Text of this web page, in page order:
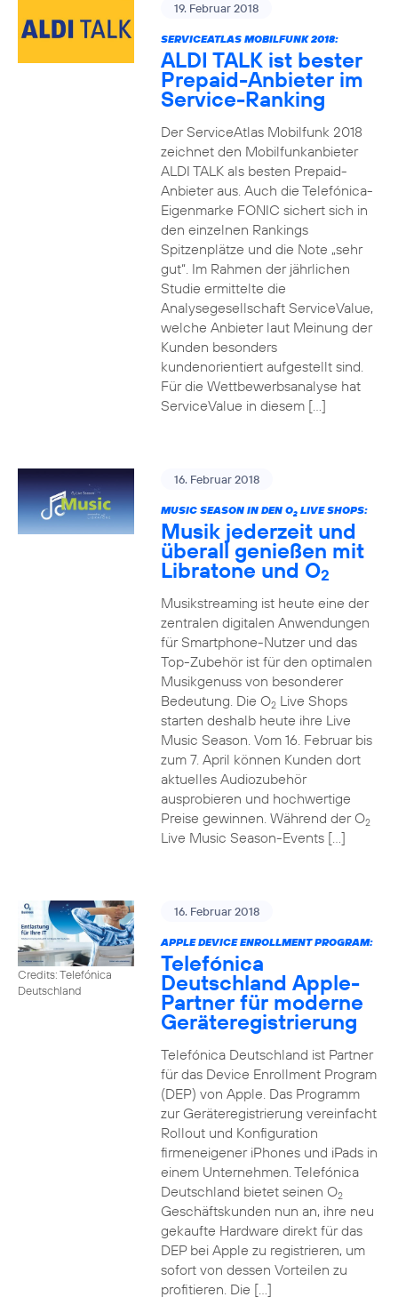
19. Februar 2018
SERVICEATLAS MOBILFUNK 2018:
ALDI TALK ist bester
Prepaid-Anbieter im
Service-Ranking
Der ServiceAtlas Mobilfunk 2018
zeichnet den Mobilfunkanbieter
ALDI TALK als besten Prepaid-
Anbieter aus. Auch die Telefónica-
Eigenmarke FONIC sichert sich in
den einzelnen Rankings
Spitzenplätze und die Note „sehr
gut“. Im Rahmen der jährlichen
Studie ermittelte die
Analysegesellschaft ServiceValue,
welche Anbieter laut Meinung der
Kunden besonders
kundenorientiert aufgestellt sind.
Für die Wettbewerbsanalyse hat
ServiceValue in diesem […]
16. Februar 2018
MUSIC SEASON IN DEN O2LIVE SHOPS:
Musik jederzeit und
überall genießen mit
Libratone und O2
Musikstreaming ist heute eine der
zentralen digitalen Anwendungen
für Smartphone-Nutzer und das
Top-Zubehör ist für den optimalen
Musikgenuss von besonderer
Bedeutung. Die O2Live Shops
starten deshalb heute ihre Live
Music Season. Vom 16. Februar bis
zum 7. April können Kunden dort
aktuelles Audiozubehör
ausprobieren und hochwertige
Preise gewinnen. Während der O2
Live Music Season-Events […]
Credits: Telefónica
Deutschland
16. Februar 2018
APPLE DEVICE ENROLLMENT PROGRAM:
Telefónica
Deutschland Apple-
Partner für moderne
Geräteregistrierung
Telefónica Deutschland ist Partner
für das Device Enrollment Program
(DEP) von Apple. Das Programm
zur Geräteregistrierung vereinfacht
Rollout und Konfiguration
firmeneigener iPhones und iPads in
einem Unternehmen. Telefónica
Deutschland bietet seinen O2
Geschäftskunden nun an, ihre neu
gekaufte Hardware direkt für das
DEP bei Apple zu registrieren, um
sofort von dessen Vorteilen zu
profitieren. Die […]